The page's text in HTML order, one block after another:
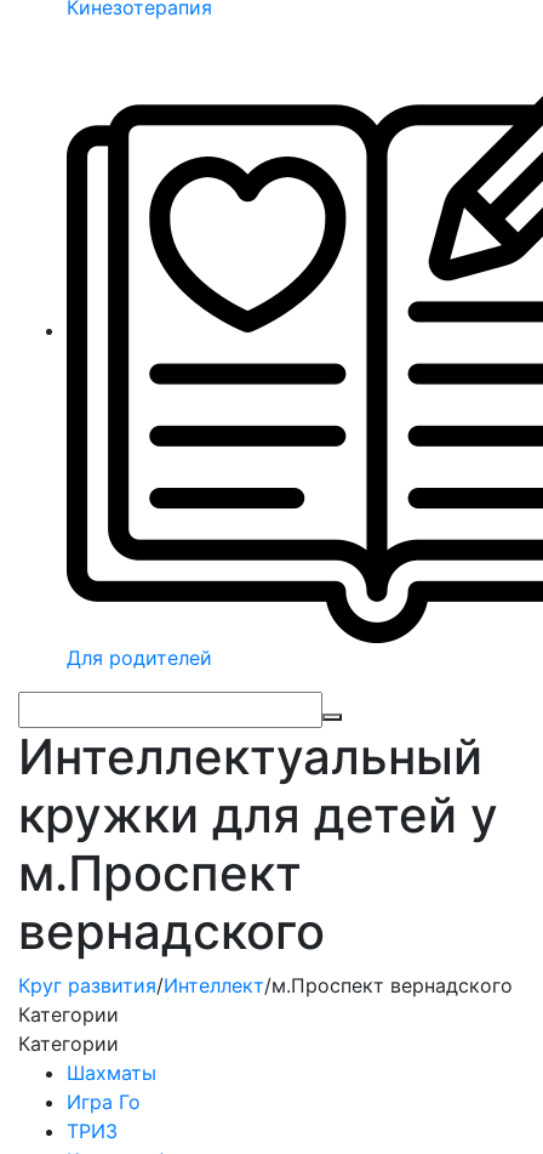
Кинезотерапия
Для родителей
Интеллектуальный
кружки для детей у
м.Проспект
вернадского
Круг развития/Интеллект/м.Проспект вернадского
Категории
Категории
Шахматы
Игра Го
ТРИЗ